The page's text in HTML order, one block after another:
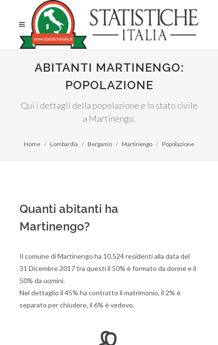
ABITANTI MARTINENGO:
POPOLAZIONE
Qui i dettagli della popolazione e lo stato civile
a Martinengo.
Home Lombardia Bergamo Martinengo Popolazione
Quanti abitanti ha
Martinengo?
Il comune di Martinengo ha 10.524 residenti alla data del
31 Dicembre 2017 tra questi il 50% è formato da donne e il
50% da uomini.
Nel dettaglio il 45% ha contratto il matrimonio, il 2% è
separato per chiudere, il 6% è vedovo.